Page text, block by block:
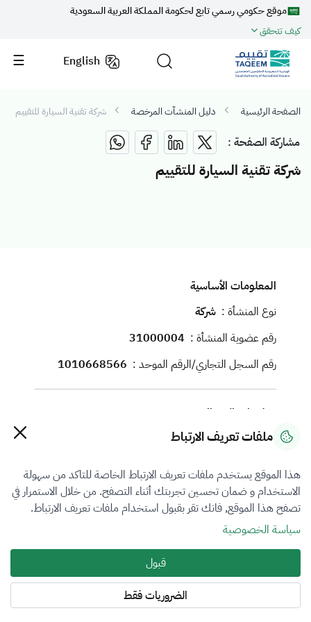
موقع حكومي رسمي تابع لحكومة المملكة العربية السعودية
كيف تتحقق
English
الصفحة الرئيسية دليل المنشآت المرخصة شركة تقنية السيارة للتقييم
مشاركة الصفحة :
شركة تقنية السيارة للتقييم
المعلومات الأساسية
نوع المنشأة : شركة
رقم عضوية المنشأة : 31000004
رقم السجل التجاري/الرقم الموحد : 1010668566
معلومات الاتصال
رقم الجوال : 0548231111
الموقع الإلكتروني : https://cartech.com.sa
العنوان :
عبد اللطيف, منطقة الرياض, الرياض, 14222
فروع التقييم
ملفات تعريف الارتباط
هذا الموقع يستخدم ملفات تعريف الارتباط الخاصة للتاكد من سهولة
الاستخدام و ضمان تحسين تجربتك أثناء التصفح. من خلال الاستمرار في
تصفح هذا الموقع, فانك تقر بقبول استخدام ملفات تعريف الارتباط.
سياسة الخصوصية
قبول
الضروريات فقط